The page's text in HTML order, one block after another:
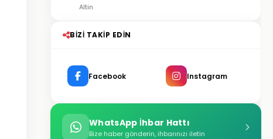
Altin
BIZI TAKIP EDIN
Facebook Instagram
WhatsApp İhbar Hattı
Bize haber gönderin, ihbarınızı iletin